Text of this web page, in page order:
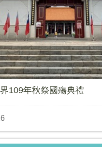
109年秋祭國殤典禮